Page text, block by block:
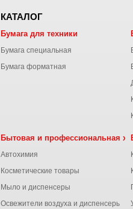
КАТАЛОГ
Бумага для техники
Бумага специальная
Бумага форматная
Бытовая и профессиональная
Автохимия
Косметические товары
Мыло и диспенсеры
Освежители воздуха и диспенсеры